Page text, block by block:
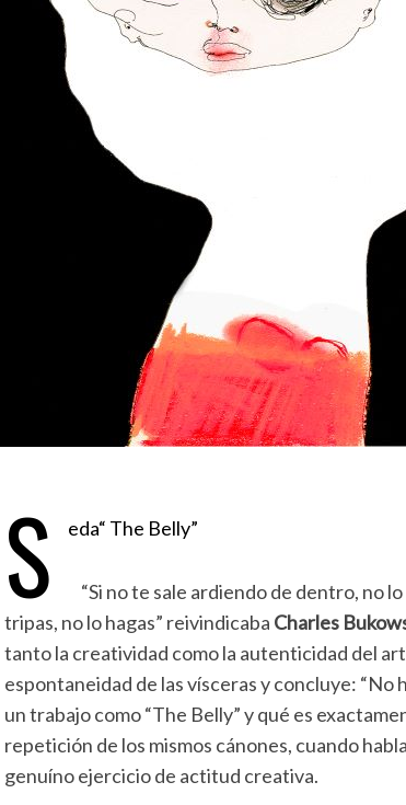
S eda“ The Belly”
“Si no te sale ardiendo de dentro, no
tripas, no lo hagas” reivindicaba Charles
tanto la creatividad como la autenticidad del
espontaneidad de las vísceras y concluye: “No
un trabajo como “The Belly” y qué es
repetición de los mismos cánones, cuando
genuíno ejercicio de actitud creativa.